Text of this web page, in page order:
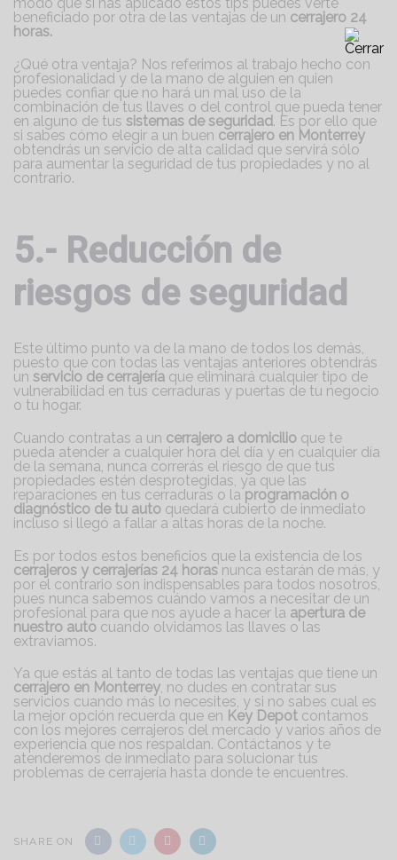
beneficiado por otra de las ventajas de un cerrajero 24
horas.
¿Qué otra ventaja? Nos referimos al trabajo hecho con
profesionalidad y de la mano de alguien en quien
puedes confiar que no hará un mal uso de la
combinación de tus llaves o del control que pueda tener
en alguno de tus sistemas de seguridad. Es por ello que
si sabes cómo elegir a un buen cerrajero en Monterrey
obtendrás un servicio de alta calidad que servirá sólo
para aumentar la seguridad de tus propiedades y no al
contrario.
5.- Reducción de
riesgos de seguridad
Este último punto va de la mano de todos los demás,
puesto que con todas las ventajas anteriores obtendrás
un servicio de cerrajería que eliminará cualquier tipo de
vulnerabilidad en tus cerraduras y puertas de tu negocio
o tu hogar.
Cuando contratas a un cerrajero a domicilio que te
pueda atender a cualquier hora del día y en cualquier día
de la semana, nunca correrás el riesgo de que tus
propiedades estén desprotegidas, ya que las
reparaciones en tus cerraduras o laprogramación o
diagnóstico de tu auto quedará cubierto de inmediato
incluso si llegó a fallar a altas horas de la noche.
Es por todos estos beneficios que la existencia de los
cerrajeros y cerrajerías 24 horasnunca estarán de más, y
por el contrario son indispensables para todos nosotros,
pues nunca sabemos cuándo vamos a necesitar de un
profesional para que nos ayude a hacer la apertura de
nuestro auto cuando olvidamos las llaves o las
extraviamos.
Ya que estás al tanto de todas las ventajas que tiene un
cerrajero en Monterrey, no dudes en contratar sus
servicios cuando más lo necesites, y si no sabes cual es
la mejor opción recuerda que en Key Depot contamos
con los mejores cerrajeros del mercado y varios años de
experiencia que nos respaldan. Contáctanos y te
atenderemos de inmediato para solucionar tus
problemas de cerrajería hasta donde te encuentres.
SHARE ON